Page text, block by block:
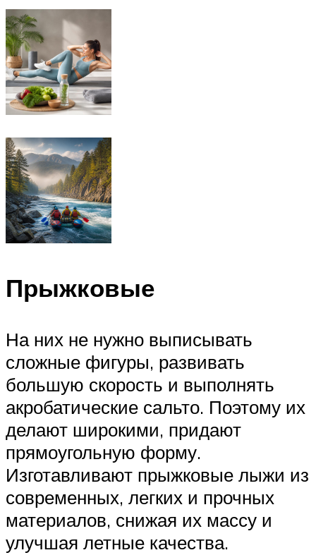
Прыжковые
На них не нужно выписывать
сложные фигуры, развивать
большую скорость и выполнять
акробатические сальто. Поэтому их
делают широкими, придают
прямоугольную форму.
Изготавливают прыжковые лыжи из
современных, легких и прочных
материалов, снижая их массу и
улучшая летные качества.